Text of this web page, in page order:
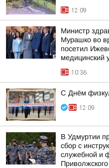
12:09
Министр
Мурашко во
посетил
медицинский
10:36
С Днём
12:09
В Удмуртии
сбор с
служебной и